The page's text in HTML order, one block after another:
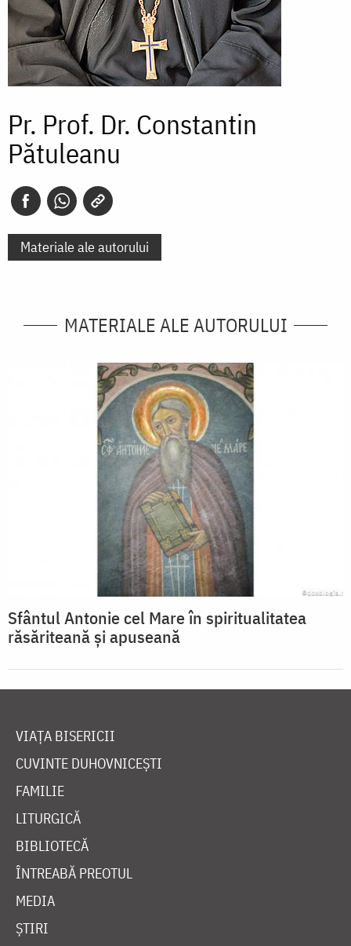
Pr. Prof. Dr. Constantin
Pătuleanu
Materiale ale autorului
MATERIALE ALE AUTORULUI
Sfântul Antonie cel Mare în spiritualitatea
răsăriteană și apuseană
VIAȚA BISERICII
CUVINTE DUHOVNICEȘTI
FAMILIE
LITURGICĂ
BIBLIOTECĂ
ÎNTREABĂ PREOTUL
MEDIA
ȘTIRI